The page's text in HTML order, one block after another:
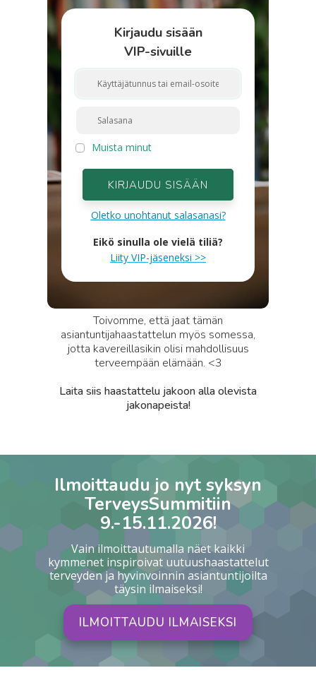
Kirjaudu sisään
VIP-sivuille
Muista minut
KIRJAUDU SISÄÄN
Oletko unohtanut salasanasi?
Eikö sinulla ole vielä tiliä?
Liity VIP-jäseneksi >>
Toivomme, että jaat tämän
asiantuntijahaastattelun myös somessa,
jotta kavereillasikin olisi mahdollisuus
terveempään elämään. <3
Laita siis haastattelu jakoon alla olevista
jakonapeista!
Ilmoittaudu jo nyt syksyn
TerveysSummitiin
9.-15.11.2026!
Vain ilmoittautumalla näet kaikki
kymmenet inspiroivat uutuushaastattelut
terveyden ja hyvinvoinnin asiantuntijoilta
täysin ilmaiseksi!
ILMOITTAUDU ILMAISEKSI